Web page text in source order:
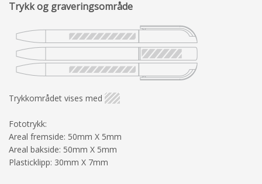
Trykk og graveringsområde
Trykkområdet vises med
Fototrykk:
Areal fremside: 50mm X 5mm
Areal bakside: 50mm X 5mm
Plasticklipp: 30mm X 7mm